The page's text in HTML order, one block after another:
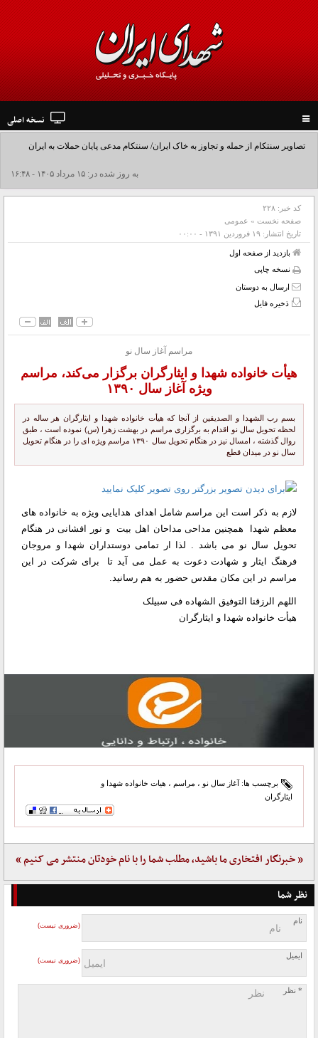
navigation
نسخه اصلی
تصاویر سنتکام از حمله و تجاوز به خاک ایران/ سنتکام مدعی پایان حملات به ایران
شد+فیلم به روز شده در: ۱۵ مرداد ۱۴۰۵ - ۱۶:۴۸
کد خبر: ۲۲۸
صفحه نخست » عمومی
تاریخ انتشار: ۱۹ فروردين ۱۳۹۱ - ۰۰:۰۰
بازدید از صفحه اول
نسخه چاپی
ارسال به دوستان
ذخیره فایل
مراسم آغاز سال نو
هیأت خانواده شهدا و ایثارگران برگزار می‌کند، مراسم
ویژه آغاز سال ۱۳۹۰
بسم رب الشهدا و الصدیقین از آنجا که هیأت خانواده شهدا و ایثارگران هر ساله در
لحظه تحویل سال نو اقدام به برگزاری مراسم در بهشت زهرا (س) نموده است ، طبق
روال گذشته ، امسال نیز در هنگام تحویل سال ۱۳۹۰ مراسم ویژه ای را در هنگام تحویل
سال نو در میدان قطع
لازم به ذکر است این مراسم شامل اهدای هدایایی ویژه به خانواده های
معظم شهدا همچنین مداحی مداحان اهل بیت و نور افشانی در هنگام
تحویل سال نو می باشد . لذا ار تمامی دوستداران شهدا و مروجان
فرهنگ ایثار و شهادت دعوت به عمل می آید تا برای شرکت در این
مراسم در این مکان مقدس حضور به هم رسانید.
اللهم الرزقنا التوفیق الشهاده فی سبیلک
هیأت خانواده شهدا و ایثارگران
برچسب ها: آغاز سال نو ، مراسم ، هیات خانواده شهدا و
ایثارگران
« خبرنگار افتخاری ما باشید، مطلب شما را با نام خودتان منتشر می کنیم »
نظر شما
نام
(ضروری نیست)
ایمیل
(ضروری نیست)
* نظر